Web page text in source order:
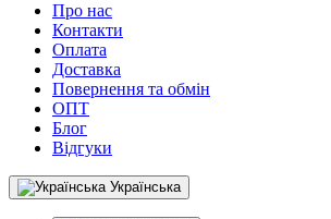
Про нас
Контакти
Оплата
Доставка
Повернення та обмін
ОПТ
Блог
Відгуки
Українська